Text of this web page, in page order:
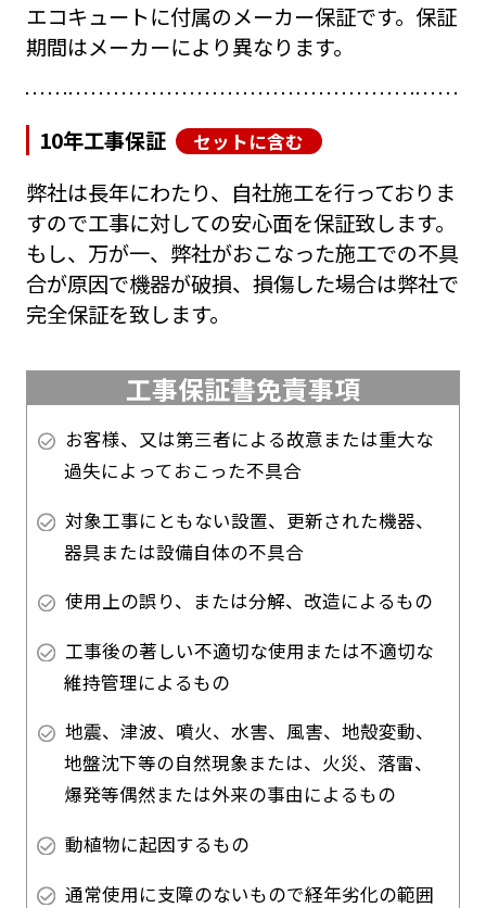
エコキュートに付属のメーカー保証です。保証
期間はメーカーにより異なります。
10年工事保証 セットに含む
弊社は長年にわたり、自社施工を行っておりま
すので工事に対しての安心面を保証致します。
もし、万が一、弊社がおこなった施工での不具
合が原因で機器が破損、損傷した場合は弊社で
完全保証を致します。
工事保証書免責事項
お客様、又は第三者による故意または重大な
過失によっておこった不具合
対象工事にともない設置、更新された機器、
器具または設備自体の不具合
使用上の誤り、または分解、改造によるもの
工事後の著しい不適切な使用または不適切な
維持管理によるもの
地震、津波、噴火、水害、風害、地殻変動、
地盤沈下等の自然現象または、火災、落雷、
爆発等偶然または外来の事由によるもの
動植物に起因するもの
通常使用に支障のないもので経年劣化の範囲